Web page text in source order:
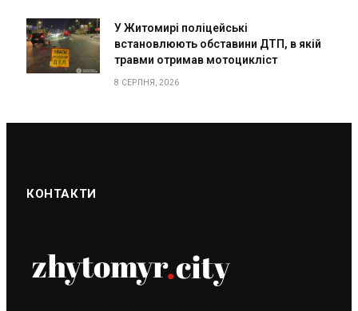
У Житомирі поліцейські
встановлюють обставини ДТП, в якій
травми отримав мотоцикліст
8 СЕРПНЯ, 2026
КОНТАКТИ